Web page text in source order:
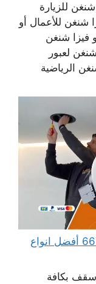
للزيارة
شنغن للأعمال أو
فيزا شنغن
لعبور
الرياضية
فني سماعات سقف بلوتوث 66780530 أفضل انواع
بكافة